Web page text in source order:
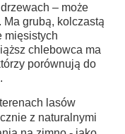
– może
grubą, kolczastą
mięsistych
chlebowca ma
porównują do
lasów
z naturalnymi